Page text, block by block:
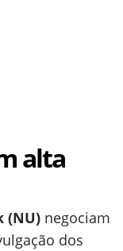
alta
(NU) negociam
dos